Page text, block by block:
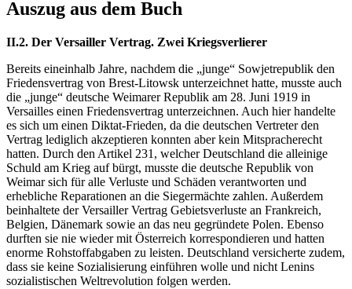
Auszug aus dem Buch
II.2. Der Versailler Vertrag. Zwei Kriegsverlierer
Bereits eineinhalb Jahre, nachdem die „junge“ Sowjetrepublik den
Friedensvertrag von Brest-Litowsk unterzeichnet hatte, musste auch
die „junge“ deutsche Weimarer Republik am 28. Juni 1919 in
Versailles einen Friedensvertrag unterzeichnen. Auch hier handelte
es sich um einen Diktat-Frieden, da die deutschen Vertreter den
Vertrag lediglich akzeptieren konnten aber kein Mitspracherecht
hatten. Durch den Artikel 231, welcher Deutschland die alleinige
Schuld am Krieg auf bürgt, musste die deutsche Republik von
Weimar sich für alle Verluste und Schäden verantworten und
erhebliche Reparationen an die Siegermächte zahlen. Außerdem
beinhaltete der Versailler Vertrag Gebietsverluste an Frankreich,
Belgien, Dänemark sowie an das neu gegründete Polen. Ebenso
durften sie nie wieder mit Österreich korrespondieren und hatten
enorme Rohstoffabgaben zu leisten. Deutschland versicherte zudem,
dass sie keine Sozialisierung einführen wolle und nicht Lenins
sozialistischen Weltrevolution folgen werden.